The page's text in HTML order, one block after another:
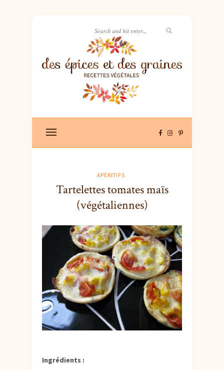
APÉRITIFS
Tartelettes tomates maïs
(végétaliennes)
Ingrédients :